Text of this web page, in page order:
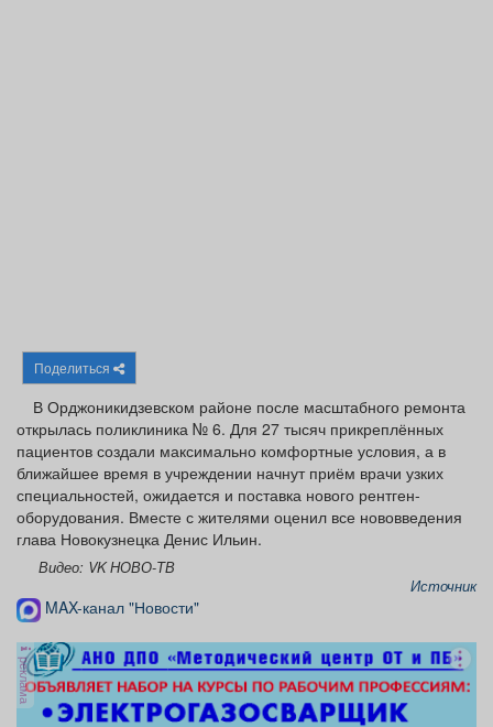
Поделиться
В Орджоникидзевском районе после масштабного ремонта
открылась поликлиника № 6. Для 27 тысяч прикреплённых
пациентов создали максимально комфортные условия, а в
ближайшее время в учреждении начнут приём врачи узких
специальностей, ожидается и поставка нового рентген-
оборудования. Вместе с жителями оценил все нововведения
глава Новокузнецка Денис Ильин.
Видео: VK НОВО-ТВ
Источник
MAX-канал "Новости"
реклама